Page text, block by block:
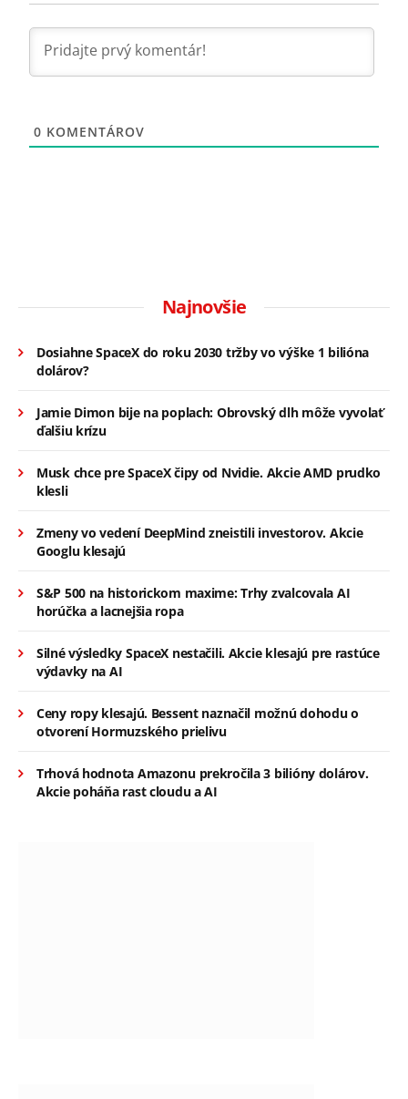
0 KOMENTÁROV
Najnovšie
Dosiahne SpaceX do roku 2030 tržby vo výške 1 bilióna
dolárov?
Jamie Dimon bije na poplach: Obrovský dlh môže vyvolať
ďalšiu krízu
Musk chce pre SpaceX čipy od Nvidie. Akcie AMD prudko
klesli
Zmeny vo vedení DeepMind zneistili investorov. Akcie
Googlu klesajú
S&P 500 na historickom maxime: Trhy zvalcovala AI
horúčka a lacnejšia ropa
Silné výsledky SpaceX nestačili. Akcie klesajú pre rastúce
výdavky na AI
Ceny ropy klesajú. Bessent naznačil možnú dohodu o
otvorení Hormuzského prielivu
Trhová hodnota Amazonu prekročila 3 bilióny dolárov.
Akcie poháňa rast cloudu a AI